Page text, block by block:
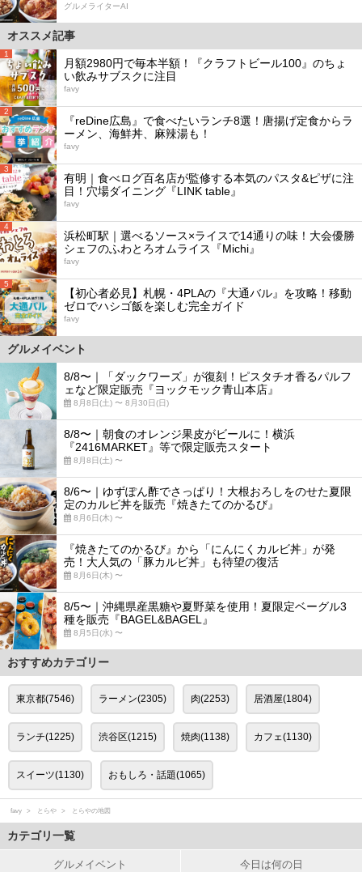
グルメライターAI
オススメ記事
1
月額2980円で毎本半額！『クラフトビール100』のちょ
い飲みサブスクに注目
favy
2
『reDine広島』で食べたいランチ8選！唐揚げ定食からラ
ーメン、海鮮丼、麻辣湯も！
favy
3
有明｜食べログ百名店が監修する本気のパスタ&ピザに注
目！穴場ダイニング『LINK table』
favy
4
浜松町駅｜選べるソース×ライスで14通りの味！大会優勝
シェフのふわとろオムライス『Michi』
favy
5
【初心者必見】札幌・4PLAの『大通バル』を攻略！移動
ゼロでハシゴ飯を楽しむ完全ガイド
favy
グルメイベント
8/8〜｜「ダックワーズ」が復刻！ピスタチオ香るパルフ
ェなど限定販売『ヨックモック青山本店』
8月8日(土) 〜 8月30日(日)
8/8〜｜朝食のオレンジ果皮がビールに！横浜
『2416MARKET』等で限定販売スタート
8月8日(土) 〜
8/6〜｜ゆずぽん酢でさっぱり！大根おろしをのせた夏限
定のカルビ丼を販売『焼きたてのかるび』
8月6日(木) 〜
『焼きたてのかるび』から「にんにくカルビ丼」が発
売！大人気の「豚カルビ丼」も待望の復活
8月6日(木) 〜
8/5〜｜沖縄県産黒糖や夏野菜を使用！夏限定ベーグル3
種を販売『BAGEL&BAGEL』
8月5日(水) 〜
おすすめカテゴリー
東京都(7546) ラーメン(2305) 肉(2253) 居酒屋(1804)
ランチ(1225) 渋谷区(1215) 焼肉(1138) カフェ(1130)
スイーツ(1130) おもしろ・話題(1065)
favy とらや とらやの地図
カテゴリ一覧
グルメイベント 今日は何の日